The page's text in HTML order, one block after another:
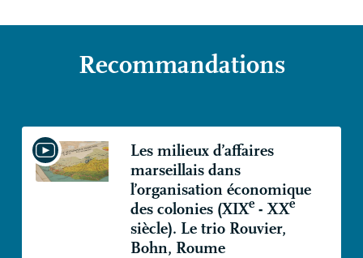
Recommandations
Les milieux d’affaires
marseillais dans
l’organisation économique
des colonies (XIXe-XXe
siècle). Le trio Rouvier,
Bohn, Roume